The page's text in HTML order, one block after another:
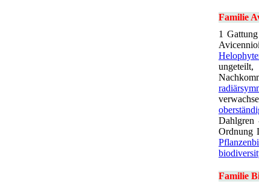
Familie
1
Dahlgren
Ordnung
Familie